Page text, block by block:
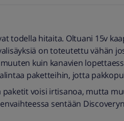
todella hitaita. Oltuani 15v
on toteutettu vähän
kuin kanavien
paketteihin, jotta
voisi irtisanoa, mutta
sentään